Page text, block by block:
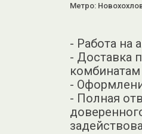
Метро:
- Работа на
- Доставка
-
- Полная